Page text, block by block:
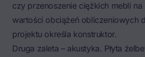
czy przenoszenie ciężkich mebli
wartości obciążeń obliczeniowych
projektu określa konstruktor.
Druga zaleta – akustyka. Płyta